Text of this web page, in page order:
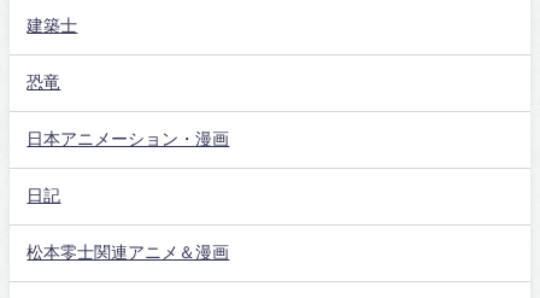
建築士
恐竜
日本アニメーション・漫画
日記
松本零士関連アニメ＆漫画